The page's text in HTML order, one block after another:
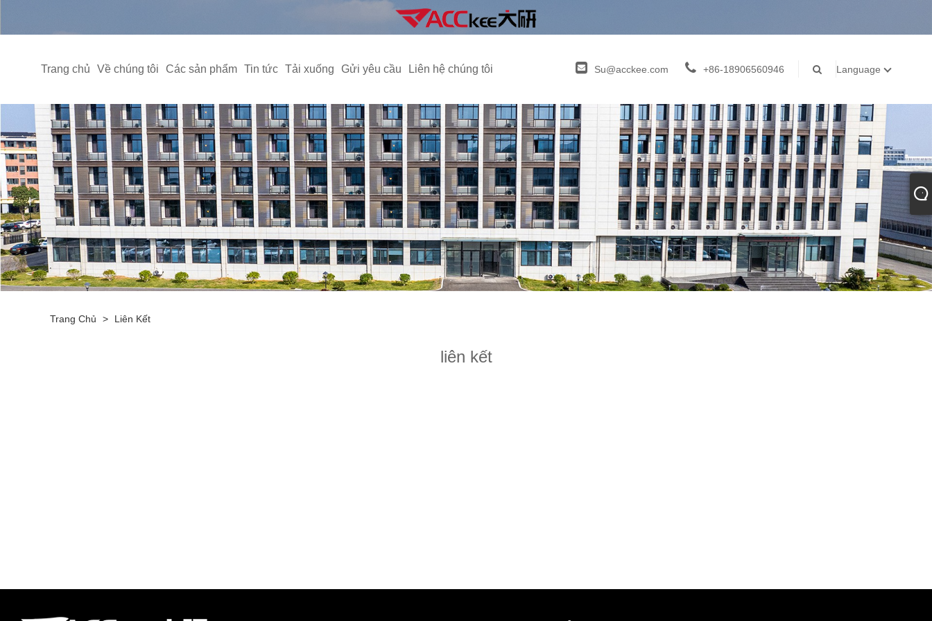
Trang chủ Về chúng tôi Các sản phẩm Tin tức Tải xuống Gửi yêu cầu Liên hệ chúng tôi Su@acckee.com +86-18906560946 Language
Trang Chủ > Liên Kết
liên kết